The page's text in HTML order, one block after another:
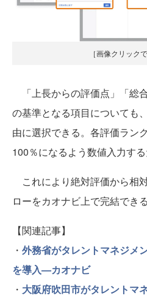
［画像クリック
「上長からの評価点」「総
の基準となる項目についても
由に選択できる。各評価ラン
100％になるよう数値入力す
これにより絶対評価から相
ローをカオナビ上で完結でき
【関連記事】
・ 外務省がタレントマネジメ
を導入—カオナビ
・ 大阪府吹田市がタレントマ